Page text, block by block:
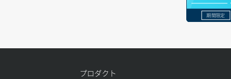
サーバー操作（起動/停止/再起動/強制期間限定
プロダクト